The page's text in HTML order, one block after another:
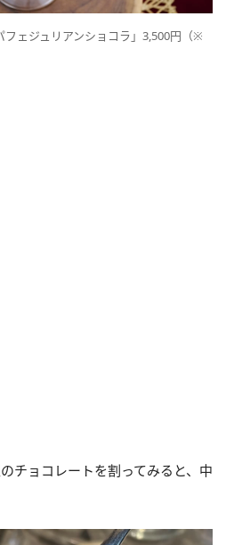
フェジュリアンショコラ」3,500円（※
チョコレートを割ってみると、中